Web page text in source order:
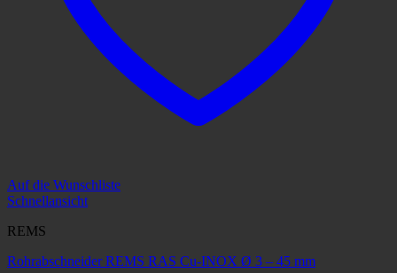
Auf die Wunschliste
Schnellansicht
REMS
Rohrabschneider REMS RAS Cu-INOX Ø 3 – 45 mm